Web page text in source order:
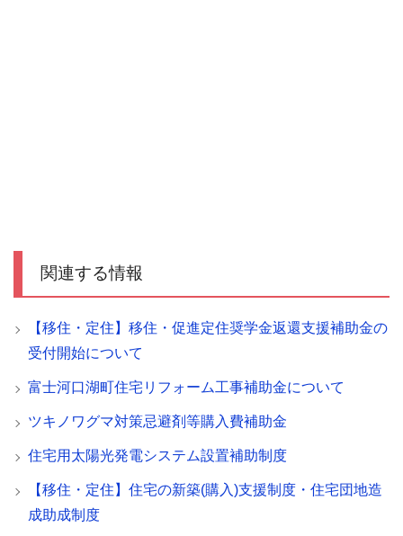
関連する情報
【移住・定住】移住・促進定住奨学金返還支援補助金の
受付開始について
富士河口湖町住宅リフォーム工事補助金について
ツキノワグマ対策忌避剤等購入費補助金
住宅用太陽光発電システム設置補助制度
【移住・定住】住宅の新築(購入)支援制度・住宅団地造
成助成制度